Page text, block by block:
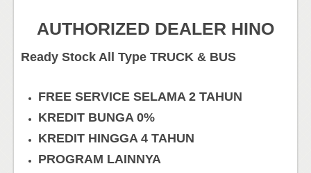
AUTHORIZED DEALER HINO
Ready Stock All Type TRUCK & BUS
FREE SERVICE SELAMA 2 TAHUN
KREDIT BUNGA 0%
KREDIT HINGGA 4 TAHUN
PROGRAM LAINNYA